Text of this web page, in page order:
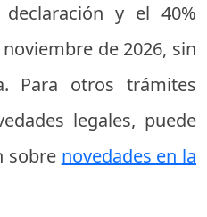
y el 40%
de 2026, sin
Para otros trámites
legales, puede
sobre novedades en la